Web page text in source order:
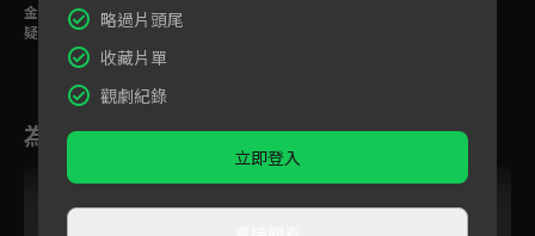
金馬影后馬思純陷殺夫
疑雲？
為您推薦
略過片頭尾
收藏片單
觀劇紀錄
立即登入